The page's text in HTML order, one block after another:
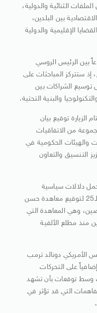
الثنائية والدولية،
بين البلدين،
الإقليمية والدولية
بين الرئيس الروسي
ستتركز المباحثات على
توسيع الشراكات بين
والبنية التحتية.
الزيارة توقيع بيان
من الاتفاقيات
والهيئات الحكومية في
التنسيق والتعاون
دلالات سياسية
واقتصادية مهمة، إذ تتزامن مع الذكرى الـ25 لتوقيع معاهدة حسن
وهي المعاهدة التي
منذ مطلع الألفية
الأمريكي دونالد ترمب
على التحركات
وسط توقعات بأن تشهد
التي قد تؤثر في